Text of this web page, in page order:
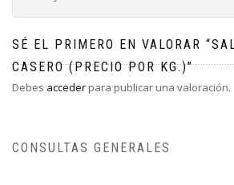
SÉ EL PRIMERO EN VALORAR
CASERO (PRECIO POR KG.)”
Debesaccederpara publicar una valoración.
CONSULTAS GENERALES